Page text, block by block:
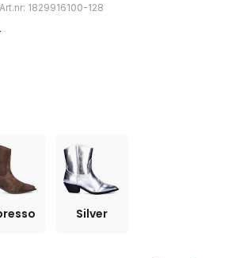
Art.nr: 1829916100-128
Silver